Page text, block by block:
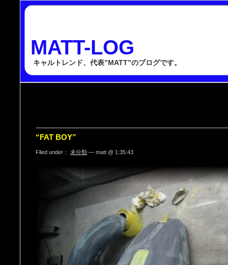
MATT-LOG
キャルトレンド、代表”MATT”のブログです。
“FAT BOY”
Filed under： 未分類 — matt @ 1:35:43